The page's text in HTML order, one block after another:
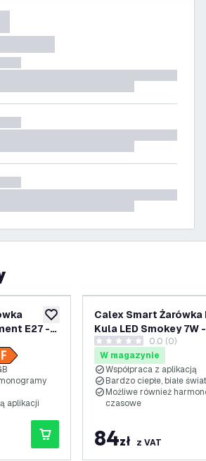
dodaj do listy życzeń
E27 -
- 5Wrecenzji
aplikacji
Calex Smart Żarówka
Kula LED Smokey 7W
400 Lumenów - Ø125
0 Gwiazdki oceny
0.0 (0)
W magazynie
Współpraca z aplikacją
Bardzo ciepłe, białe
Możliwe również
czasowe
84zł z VAT